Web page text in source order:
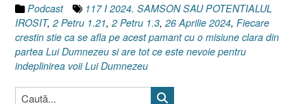
Podcast
117 I 2024. SAMSON SAU POTENTIALUL
IROSIT, 2 Petru 1.21, 2 Petru 1.3, 26 Aprilie 2024, Fiecare
crestin stie ca se afla pe acest pamant cu o misiune clara din
partea Lui Dumnezeu si are tot ce este nevoie pentru
indeplinirea voii Lui Dumnezeu